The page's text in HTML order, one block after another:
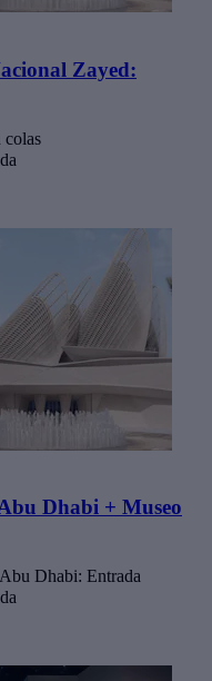
Zayed:
Dhabi + Museo
Dhabi: Entrada